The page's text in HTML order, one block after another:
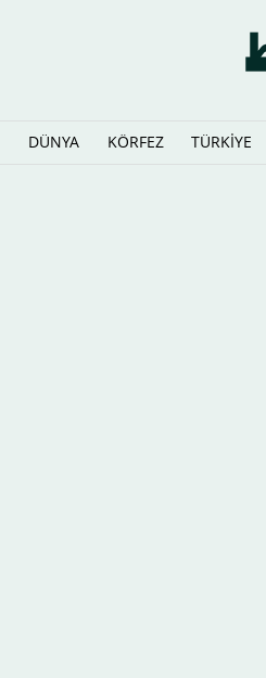
DÜNYA KÖRFEZ TÜRKİYE